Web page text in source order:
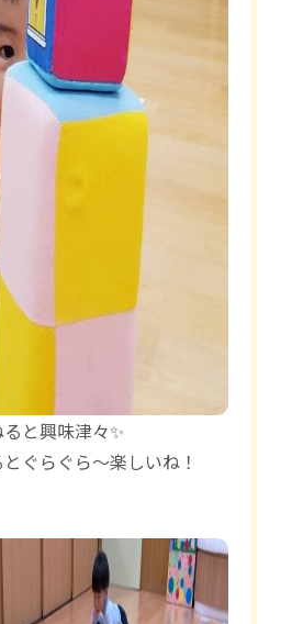
と興味津々✨
ぐらぐら〜楽しいね！